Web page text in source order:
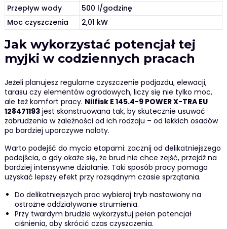
Przepływ wody
500 l/godzinę
Moc czyszczenia
2,01 kW
Jak wykorzystać potencjał tej
myjki w codziennych pracach
Jeżeli planujesz regularne czyszczenie podjazdu, elewacji,
tarasu czy elementów ogrodowych, liczy się nie tylko moc,
ale też komfort pracy. Nilfisk E 145.4-9 POWER X-TRA EU
128471193jest skonstruowana tak, by skutecznie usuwać
zabrudzenia w zależności od ich rodzaju – od lekkich osadów
po bardziej uporczywe naloty.
Warto podejść do mycia etapami: zacznij od delikatniejszego
podejścia, a gdy okaże się, że brud nie chce zejść, przejdź na
bardziej intensywne działanie. Taki sposób pracy pomaga
uzyskać lepszy efekt przy rozsądnym czasie sprzątania.
Do delikatniejszych prac wybieraj tryb nastawiony na
ostrożne oddziaływanie strumienia.
Przy twardym brudzie wykorzystuj pełen potencjał
ciśnienia, aby skrócić czas czyszczenia.